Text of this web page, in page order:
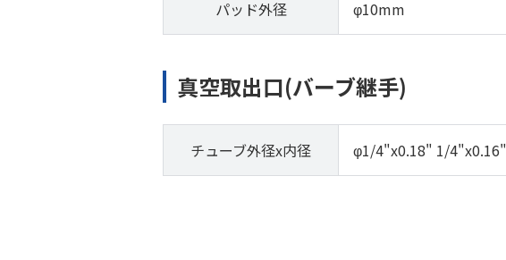
パッド外径 φ10mm
真空取出口(バーブ継手)
チューブ外径x内径 φ1/4"x0.18" 1/4"x0.16"